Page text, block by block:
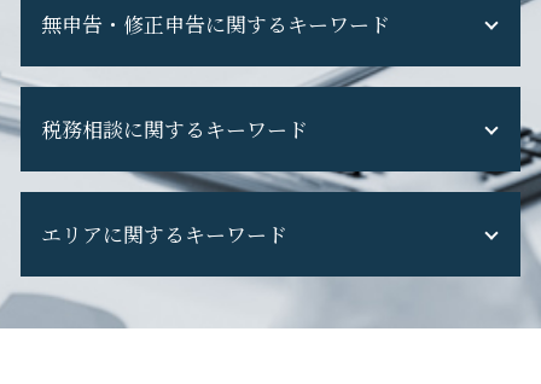
税務調査 重加算税
税務調査 対応
税務調査 断れる
税務調査 専門 税理士
税務調査 準備
税務調査 現金商売
税務調査 通知 来た
税務調査 当日
税務調査 立会い
税務調査 費用
税理士交代 注意点
機密 文書 回収
税理士交代 最適 時期
税理士 担当 変わる
顧問 税理士 を 変える
税理士交代時 手続き
税理士変更
税理士 を 変える
税理士 代替わり
無申告・修正申告に関するキーワード
無申告加算税 計算
申告漏れ バレる
無申告 何年
確定申告 してない
副業 無申告
修正申告 自分で
税務相談に関するキーワード
税務申告 法人税
税務調査 対策
税務調査 対象
エリアに関するキーワード
日野市 法人税務